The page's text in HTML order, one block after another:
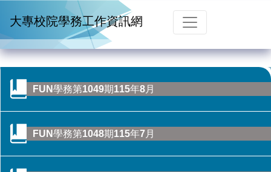
大專校院學務工作資訊網
FUN學務第1049期115年8月
FUN學務第1048期115年7月